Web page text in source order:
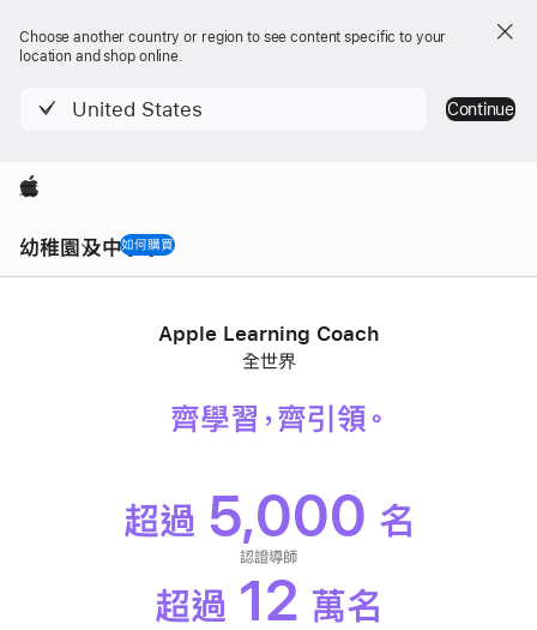
Choose another country or region to see content specific to your
location and shop online.
United States Continue
Apple
幼稚園及中小學
Nav
Open
Menu
如何購買
Apple Learning Coach
全世界
齊學習，齊引領。
超過 5,000 名
認證導師
超過 12 萬名